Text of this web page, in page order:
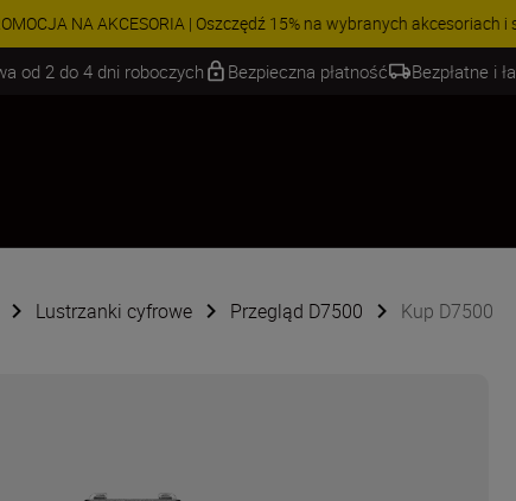
NA AKCESORIA | Oszczędź 15% na wybranych akcesoriach i
od 2 do 4 dni roboczych Bezpieczna płatność Bezpłatne i
Lustrzanki cyfrowe Przegląd D7500 Kup D7500